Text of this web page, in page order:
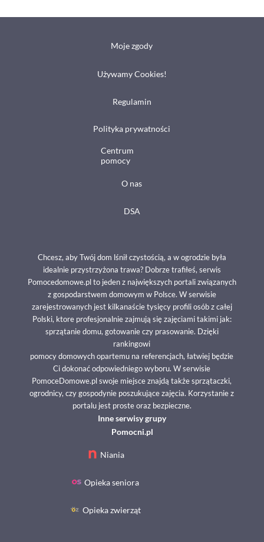
Moje zgody
Używamy Cookies!
Regulamin
Polityka prywatności
Centrum
pomocy
O nas
DSA
Chcesz, aby Twój dom lśnił czystością, a w ogrodzie była
idealnie przystrzyżona trawa? Dobrze trafiłeś, serwis
Pomocedomowe.pl to jeden z największych portali związanych
z gospodarstwem domowym w Polsce. W serwisie
zarejestrowanych jest kilkanaście tysięcy profili osób z całej
Polski, ktore profesjonalnie zajmują się zajęciami takimi jak:
sprzątanie domu, gotowanie czy prasowanie. Dzięki
rankingowi
pomocy domowych opartemu na referencjach, łatwiej będzie
Ci dokonać odpowiedniego wyboru. W serwisie
PomoceDomowe.pl swoje miejsce znajdą także sprzątaczki,
ogrodnicy, czy gospodynie poszukujące zajęcia. Korzystanie z
portalu jest proste oraz bezpieczne.
Niania
Opieka seniora
Opieka zwierząt
Inne serwisy grupy
Pomocni.pl